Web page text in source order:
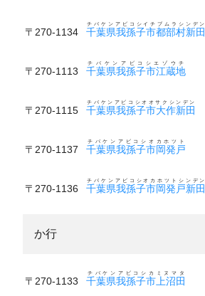
〒270-1134 千葉県我孫子市都部村新田
チバケンアビコシイチブムラシンデン
〒270-1113 千葉県我孫子市江蔵地
チバケンアビコシエゾウチ
〒270-1115 千葉県我孫子市大作新田
チバケンアビコシオオサクシンデン
〒270-1137 千葉県我孫子市岡発戸
チバケンアビコシオカホツト
〒270-1136 千葉県我孫子市岡発戸新田
チバケンアビコシオカホツトシンデン
か行
〒270-1133 千葉県我孫子市上沼田
チバケンアビコシカミヌマタ